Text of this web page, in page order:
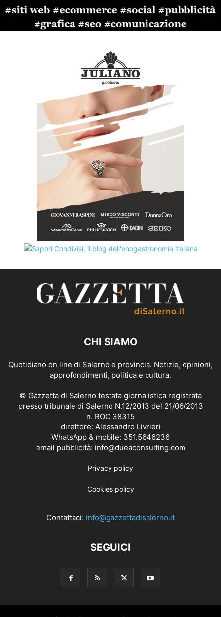
CHI SIAMO
Quotidiano on line di Salerno e provincia. Notizie, opinioni,
approfondimenti, politica e cultura.
© Gazzetta di Salerno testata giornalistica registrata
presso tribunale di Salerno N.12/2013 del 21/06/2013
n. ROC 38315
direttore: Alessandro Livrieri
WhatsApp & mobile: 351.5646236
email pubblicità: info@dueaconsulting.com
Privacy policy
Cookies policy
Contattaci: info@gazzettadisalerno.it
SEGUICI